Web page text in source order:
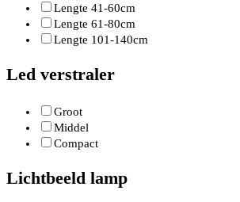
Lengte 41-60cm
Lengte 61-80cm
Lengte 101-140cm
Led verstraler
Groot
Middel
Compact
Lichtbeeld lamp